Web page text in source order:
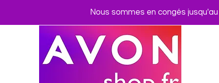
Nous sommes en congés